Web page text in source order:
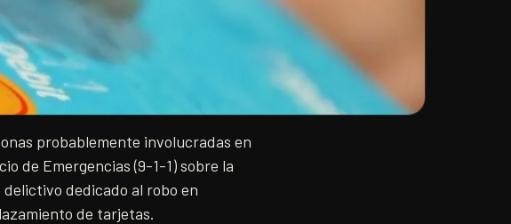
probablemente involucradas en
de Emergencias (9-1-1) sobre la
dedicado al robo en
de tarjetas.